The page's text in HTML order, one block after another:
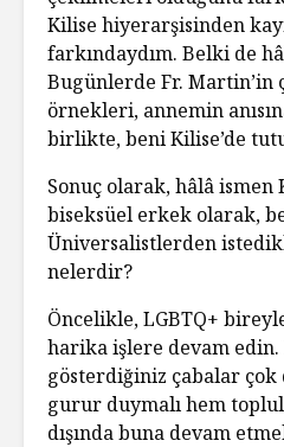
Kilise hiyerarşisinden
farkındaydım. Belki de
Bugünlerde Fr. Martin’in
örnekleri, annemin
birlikte, beni Kilise’de
Sonuç olarak, hâlâ
biseksüel erkek olarak,
Üniversalistlerden
nelerdir?
Öncelikle, LGBTQ+
harika işlere devam edin.
gösterdiğiniz çabalar
gurur duymalı hem
dışında buna devam